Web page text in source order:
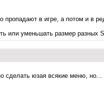
пропадают в игре, а потом и в
или уменьшать размер разных
сделать юзая всякие меню,